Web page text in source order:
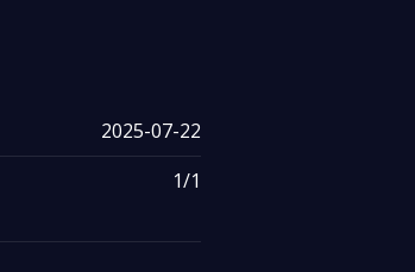
2025-07-22
1/1